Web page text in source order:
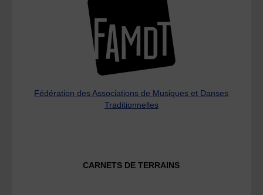
Fédération des Associations de Musiques et Danses
Traditionnelles
CARNETS DE TERRAINS